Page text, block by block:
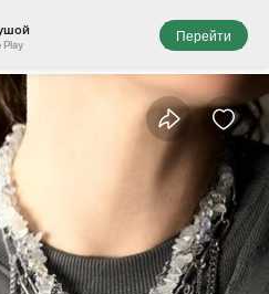
Play
Перейти